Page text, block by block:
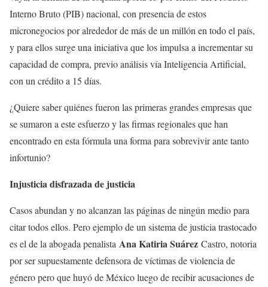
Interno Bruto (PIB) nacional, con presencia de estos
micronegocios por alrededor de más de un millón en todo el país,
y para ellos surge una iniciativa que los impulsa a incrementar su
capacidad de compra, previo análisis vía Inteligencia Artificial,
con un crédito a 15 días.
¿Quiere saber quiénes fueron las primeras grandes empresas que
se sumaron a este esfuerzo y las firmas regionales que han
encontrado en esta fórmula una forma para sobrevivir ante tanto
infortunio?
Injusticia disfrazada de justicia
Casos abundan y no alcanzan las páginas de ningún medio para
citar todos ellos. Pero ejemplo de un sistema de justicia trastocado
es el de la abogada penalista Ana Katiria Suárez Castro, notoria
por ser supuestamente defensora de víctimas de violencia de
género pero que huyó de México luego de recibir acusaciones de